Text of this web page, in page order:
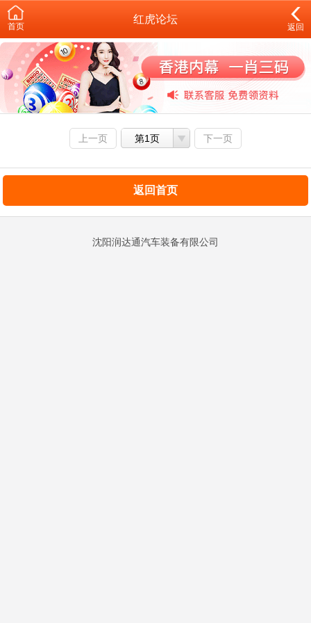
首页
红虎论坛
返回
上一页 第1页 下一页
返回首页
沈阳润达通汽车装备有限公司